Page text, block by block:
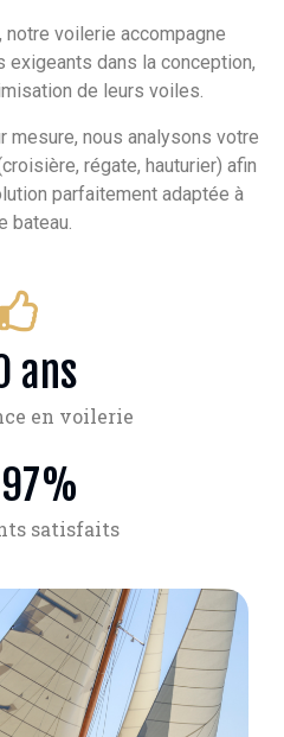
notre voilerie accompagne
exigeants dans la conception,
de leurs voiles.
nous analysons votre
régate, hauturier) afin
parfaitement adaptée à
bateau.
en voilerie
ans
satisfaits
97%